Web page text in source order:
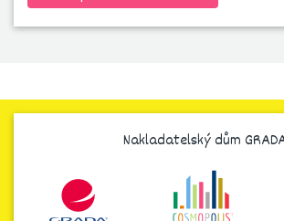
Nakladatelský dům